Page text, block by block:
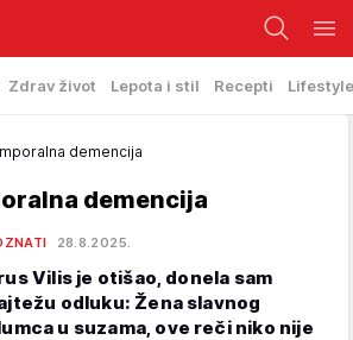
Zdrav život Lepota i stil Recepti Lifestyle
demencija
demencija
28.8.2025.
Vilis je otišao, donela sam
odluku: Žena slavnog
u suzama, ove reči niko nije